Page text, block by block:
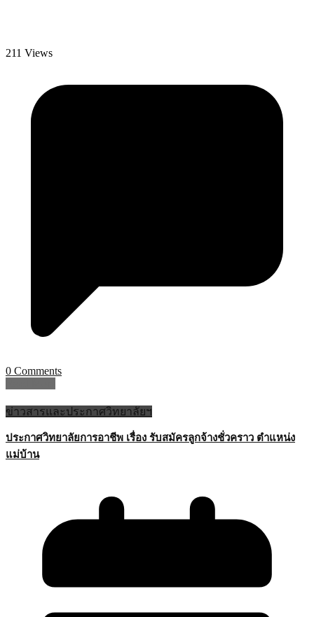
211 Views
0 Comments
ข่าวสารและประกาศวิทยาลัยฯ
ประกาศวิทยาลัยการอาชีพ เรื่อง รับสมัครลูกจ้างชั่วคราว ตำแหน่ง
แม่บ้าน